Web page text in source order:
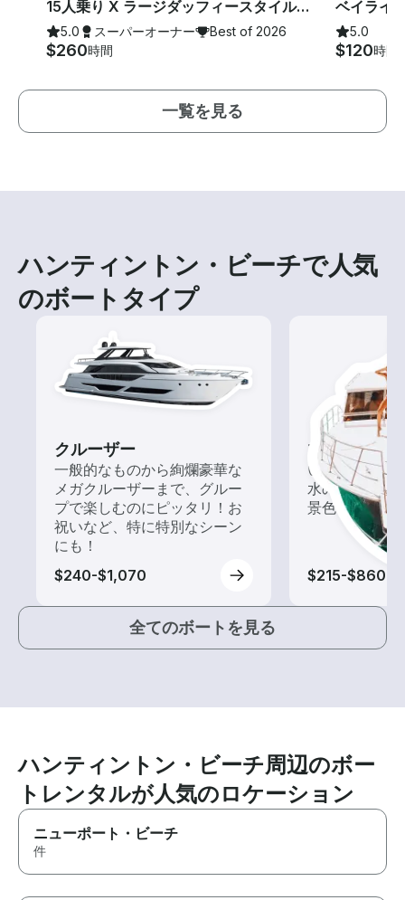
15人乗り X ラージダッフィースタイル（キャプテン付き、カリフォルニア州ハンティントンビーチ）
5.0 スーパーオーナー Best of 2026
$260時間
5.0
$120時間
一覧を見る
ハンティントン・ビーチで人気
のボートタイプ
クルーザー
一般的なものから絢爛豪華な
メガクルーザーまで、グルー
プで楽しむのにピッタリ！お
祝いなど、特に特別なシーン
にも！
$240-$1,070
ツアー
いろんな再発
水の上から眺
景色を楽しも
$215-$860
全てのボートを見る
ハンティントン・ビーチ周辺のボー
トレンタルが人気のロケーション
ニューポート・ビーチ
件